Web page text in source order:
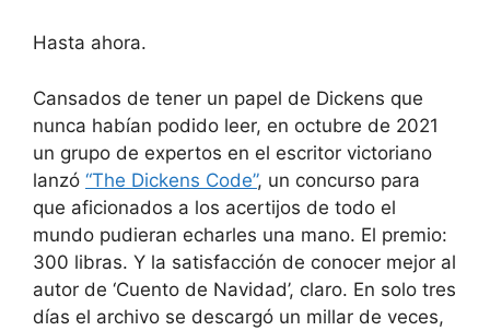
Hasta ahora.
Cansados de tener un papel de Dickens que
nunca habían podido leer, en octubre de 2021
un grupo de expertos en el escritor victoriano
lanzó “The Dickens Code”, un concurso para
que aficionados a los acertijos de todo el
mundo pudieran echarles una mano. El premio:
300 libras. Y la satisfacción de conocer mejor al
autor de ‘Cuento de Navidad’, claro. En solo tres
días el archivo se descargó un millar de veces,